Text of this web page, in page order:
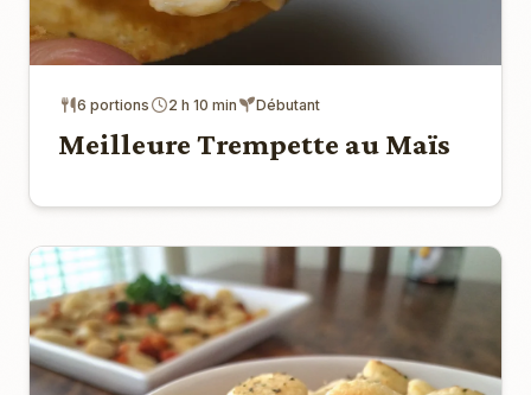
6 portions 2 h 10 min Débutant
Meilleure Trempette au Maïs